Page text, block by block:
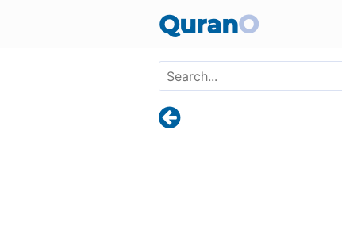
QuranO